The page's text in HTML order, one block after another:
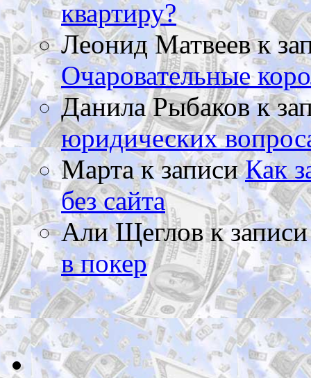
квартиру?
Леонид Матвеевк
Очаровательные
Данила Рыбаковк
юридических
Мартак записиКак
без сайта
Али Щегловк
в покер